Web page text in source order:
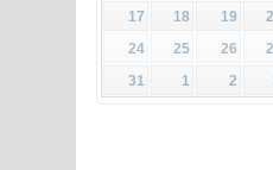
17
18 19
24
25 26
31
1 2